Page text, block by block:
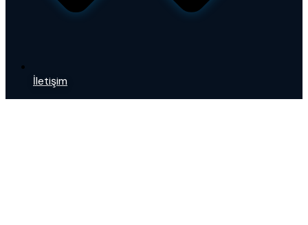
İletişim